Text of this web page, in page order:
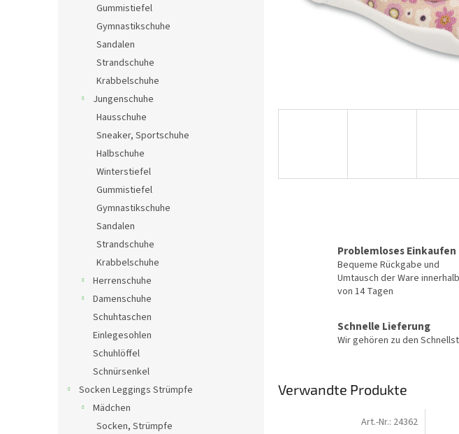
Gummistiefel
Gymnastikschuhe
Sandalen
Strandschuhe
Krabbelschuhe
Jungenschuhe
Hausschuhe
Sneaker, Sportschuhe
Halbschuhe
Winterstiefel
Gummistiefel
Gymnastikschuhe
Sandalen
Strandschuhe
Krabbelschuhe
Herrenschuhe
Damenschuhe
Schuhtaschen
Einlegesohlen
Schuhlöffel
Schnürsenkel
Socken Leggings Strümpfe
Mädchen
Socken, Strümpfe
Problemloses Einkaufen
Bequeme Rückgabe und
Umtausch der Ware innerhalb
von 14 Tagen
Schnelle Lieferung
Wir gehören zu den
Verwandte Produkte
Art.-Nr.: 24362